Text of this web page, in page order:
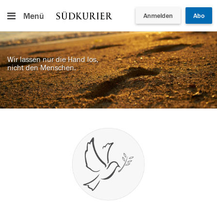
Menü Anmelden Abo
Wir lassen nur die Hand los,
nicht den Menschen.